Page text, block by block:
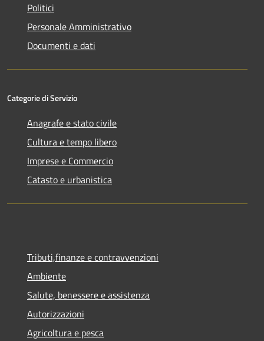
Politici
Personale Amministrativo
Documenti e dati
Categorie di Servizio
Anagrafe e stato civile
Cultura e tempo libero
Imprese e Commercio
Catasto e urbanistica
Tributi,finanze e contravvenzioni
Ambiente
Salute, benessere e assistenza
Autorizzazioni
Agricoltura e pesca